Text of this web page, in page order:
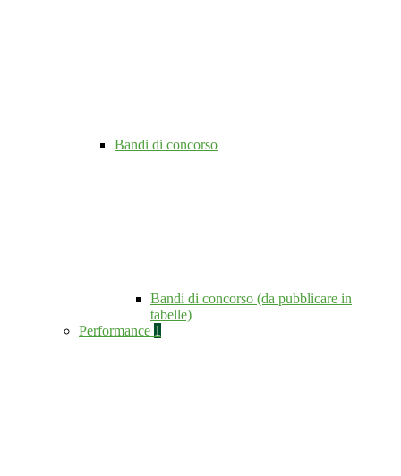
Bandi di concorso
Bandi di concorso (da pubblicare in
tabelle)
Performance 1